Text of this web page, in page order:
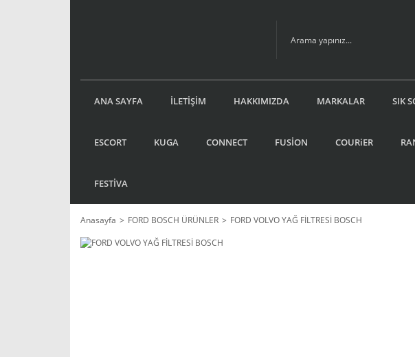
ANA SAYFA İLETİŞİM HAKKIMIZDA MARKALAR SIK
ESCORT KUGA CONNECT FUSİON COURiER
FESTİVA
Anasayfa FORD BOSCH ÜRÜNLER
FORD VOLVO YAĞ FİLTRESİ BOSCH